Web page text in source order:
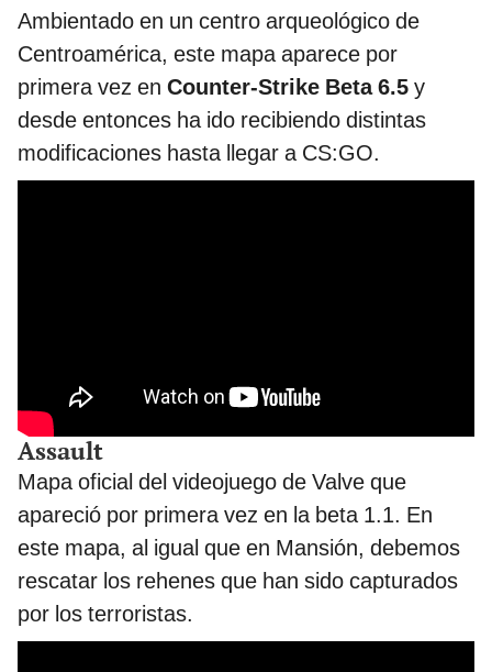
Ambientado en un centro arqueológico de
Centroamérica, este mapa aparece por
primera vez en Counter-Strike Beta 6.5 y
desde entonces ha ido recibiendo distintas
modificaciones hasta llegar a CS:GO.
Assault
Mapa oficial del videojuego de Valve que
apareció por primera vez en la beta 1.1. En
este mapa, al igual que en Mansión, debemos
rescatar los rehenes que han sido capturados
por los terroristas.